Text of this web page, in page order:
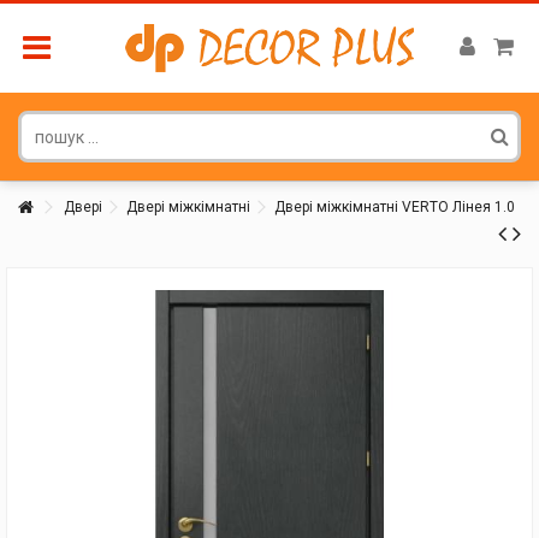
Двері Двері міжкімнатні Двері міжкімнатні VERTO Лінея 1.0